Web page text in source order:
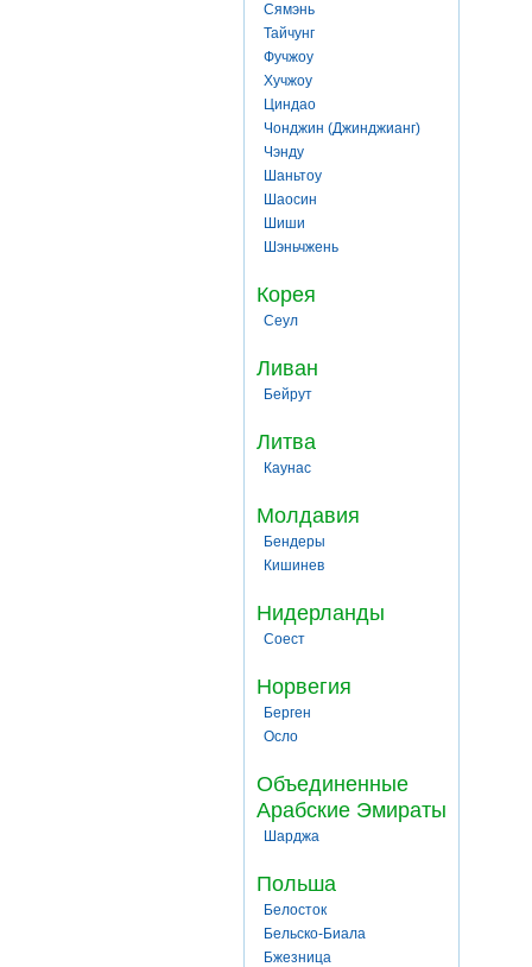
Сямэнь
Тайчунг
Фучжоу
Хучжоу
Циндао
Чонджин (Джинджианг)
Чэнду
Шаньтоу
Шаосин
Шиши
Шэньчжень
Корея
Сеул
Ливан
Бейрут
Литва
Каунас
Молдавия
Бендеры
Кишинев
Нидерланды
Соест
Норвегия
Берген
Осло
Объединенные
Арабские Эмираты
Шарджа
Польша
Белосток
Бельско-Биала
Бжезница